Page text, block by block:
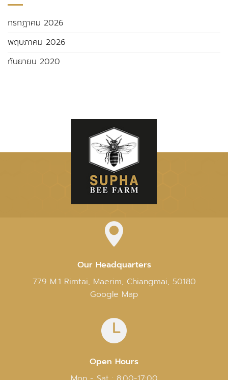
กรกฎาคม 2026
พฤษภาคม 2026
กันยายน 2020
Our Headquarters
779 M.1 Rimtai, Maerim, Chiangmai, 50180
Google Map
Open Hours